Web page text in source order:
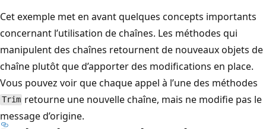
Cet exemple met en avant quelques concepts importants
concernant l’utilisation de chaînes. Les méthodes qui
manipulent des chaînes retournent de nouveaux objets de
chaîne plutôt que d’apporter des modifications en place.
Vous pouvez voir que chaque appel à l’une des méthodes
Trim retourne une nouvelle chaîne, mais ne modifie pas le
message d’origine.